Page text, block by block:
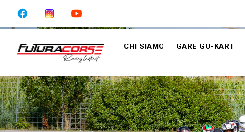
CHI SIAMO GARE GO-KART